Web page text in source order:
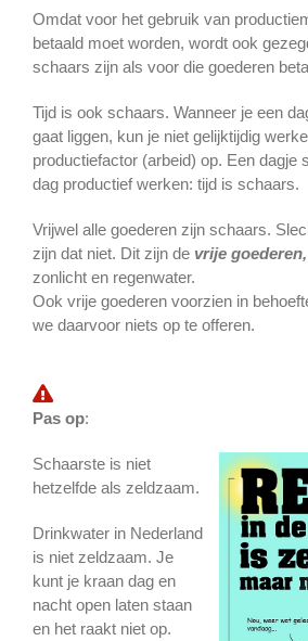
Omdat voor het gebruik van
betaald moet worden, wordt ook
schaars zijn als voor die goederen
Tijd is ook schaars. Wanneer je een
gaat liggen, kun je niet gelijktijdig
productiefactor (arbeid) op. Een dagje
dag productief werken: tijd is schaars.
Vrijwel alle goederen zijn schaars.
zijn dat niet. Dit zijn de vrije goederen,
zonlicht en regenwater.
Ook vrije goederen voorzien in
we daarvoor niets op te offeren.
Pas op:
Schaarste is niet
hetzelfde als zeldzaam.
Drinkwater in Nederland
is niet zeldzaam. Je
kunt je kraan dag en
nacht open laten staan
en het raakt niet op.